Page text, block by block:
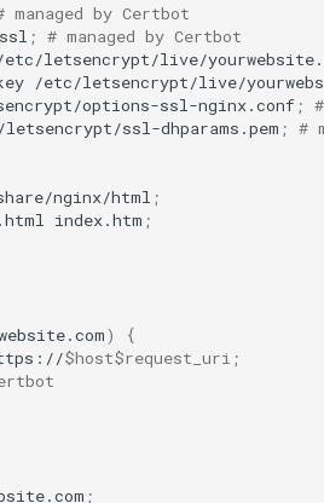
managed by Certbot
ssl ; # managed by Certbot
etc/letsencrypt/live/
/etc/letsencrypt/live/
options-ssl-nginx.conf ;
ssl-dhparams.pem ; #
nginx/html ;
index.htm ;
)
{
$host$request_uri ;
;